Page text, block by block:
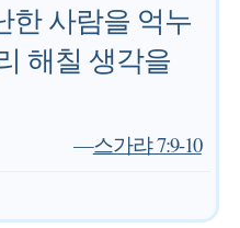
한 사람을 억누
해칠 생각을
—스가랴 7:9-10